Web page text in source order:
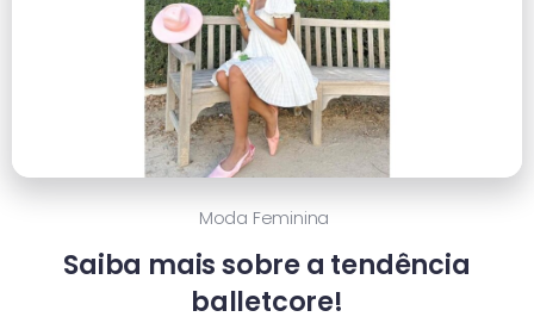
Moda Feminina
Saiba mais sobre a tendência
balletcore!